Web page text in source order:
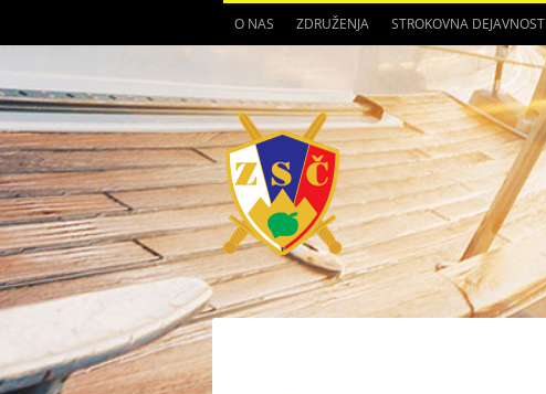
O NAS ZDRUŽENJA STROKOVNA DEJAVNOST